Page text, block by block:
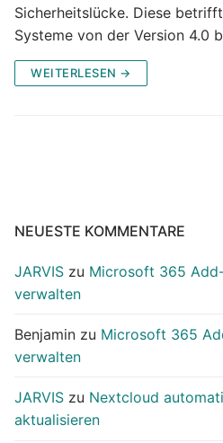
Sicherheitslücke. Diese
Systeme von der Version 4.0
WEITERLESEN →
NEUESTE KOMMENTARE
JARVIS zu Microsoft 365
verwalten
Benjamin zu Microsoft 365
verwalten
JARVIS zu Nextcloud
aktualisieren